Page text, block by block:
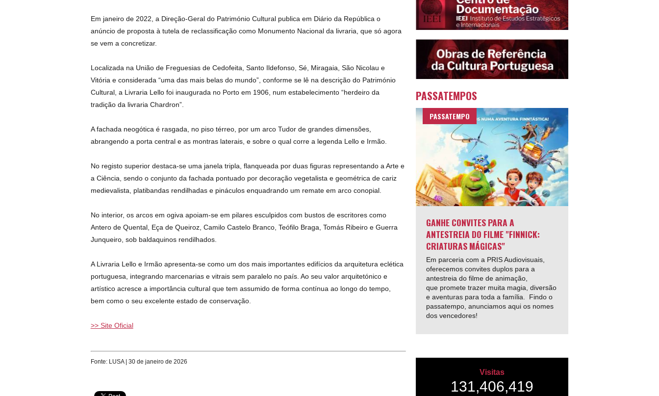
Em janeiro de 2022, a Direção-Geral do Património Cultural publica em Diário da República o
anúncio de proposta à tutela de reclassificação como Monumento Nacional da livraria, que só agora
se vem a concretizar.
Localizada na União de Freguesias de Cedofeita, Santo Ildefonso, Sé, Miragaia, São Nicolau e
Vitória e considerada “uma das mais belas do mundo”, conforme se lê na descrição do Património
Cultural, a Livraria Lello foi inaugurada no Porto em 1906, num estabelecimento “herdeiro da
tradição da livraria Chardron”.
A fachada neogótica é rasgada, no piso térreo, por um arco Tudor de grandes dimensões,
abrangendo a porta central e as montras laterais, e sobre o qual corre a legenda Lello e Irmão.
No registo superior destaca-se uma janela tripla, flanqueada por duas figuras representando a Arte e
a Ciência, sendo o conjunto da fachada pontuado por decoração vegetalista e geométrica de cariz
medievalista, platibandas rendilhadas e pináculos enquadrando um remate em arco conopial.
No interior, os arcos em ogiva apoiam-se em pilares esculpidos com bustos de escritores como
Antero de Quental, Eça de Queiroz, Camilo Castelo Branco, Teófilo Braga, Tomás Ribeiro e Guerra
Junqueiro, sob baldaquinos rendilhados.
A Livraria Lello e Irmão apresenta-se como um dos mais importantes edifícios da arquitetura eclética
portuguesa, integrando marcenarias e vitrais sem paralelo no país. Ao seu valor arquitetónico e
artístico acresce a importância cultural que tem assumido de forma contínua ao longo do tempo,
bem como o seu excelente estado de conservação.
>> Site Oficial
Fonte: LUSA | 30 de janeiro de 2026
PASSATEMPOS
PASSATEMPO
GANHE CONVITES PARA A
ANTESTREIA DO FILME "FINNICK:
CRIATURAS MÁGICAS"
Em parceria com a PRIS Audiovisuais,
oferecemos convites duplos para a
antestreia do filme de animação,
que promete trazer muita magia, diversão
e aventuras para toda a família. Findo o
passatempo, anunciamos aqui os nomes
dos vencedores!
Visitas
131,406,419